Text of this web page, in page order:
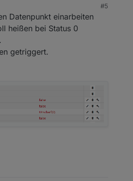
Text enthalten ist.
#5
Datenpunkt einarbeiten
heißen bei Status 0
getriggert.